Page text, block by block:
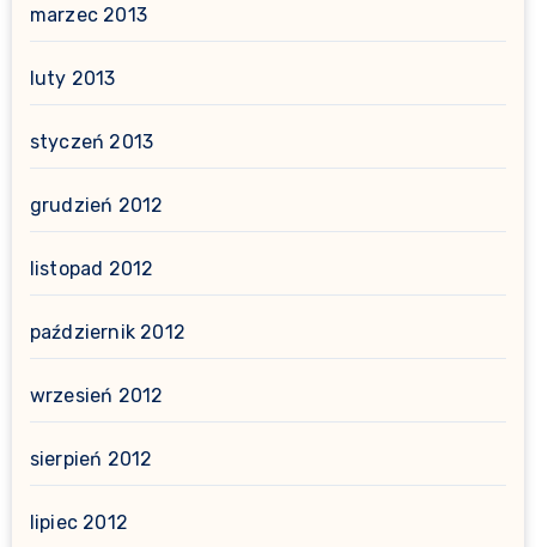
marzec 2013
luty 2013
styczeń 2013
grudzień 2012
listopad 2012
październik 2012
wrzesień 2012
sierpień 2012
lipiec 2012